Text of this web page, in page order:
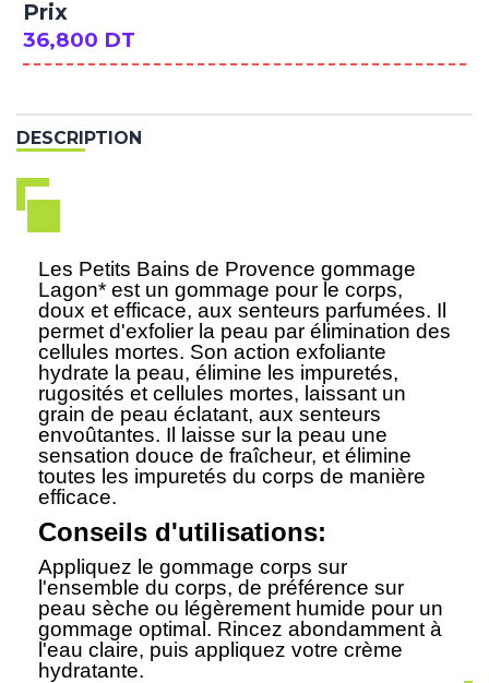
Prix
36,800 DT
DESCRIPTION
Les Petits Bains de Provence gommage
Lagon* est un gommage pour le corps,
doux et efficace, aux senteurs parfumées. Il
permet d'exfolier la peau par élimination des
cellules mortes. Son action exfoliante
hydrate la peau, élimine les impuretés,
rugosités et cellules mortes, laissant un
grain de peau éclatant, aux senteurs
envoûtantes. Il laisse sur la peau une
sensation douce de fraîcheur, et élimine
toutes les impuretés du corps de manière
efficace.
Conseils d'utilisations:
Appliquez le gommage corps sur
l'ensemble du corps, de préférence sur
peau sèche ou légèrement humide pour un
gommage optimal. Rincez abondamment à
l'eau claire, puis appliquez votre crème
hydratante.